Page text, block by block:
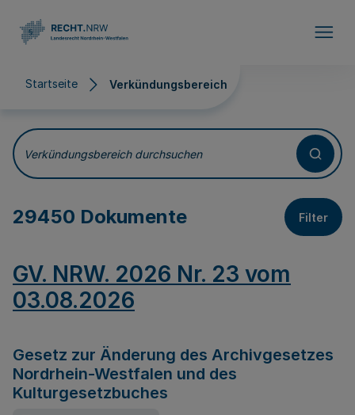
Startseite Verkündungsbereich
Verkündungsbereich
Verkündungsbereich durchsuchen
29450 Dokumente Filter
GV. NRW. 2026 Nr. 23 vom
03.08.2026
Gesetz zur Änderung des Archivgesetzes
Nordrhein-Westfalen und des
Kulturgesetzbuches